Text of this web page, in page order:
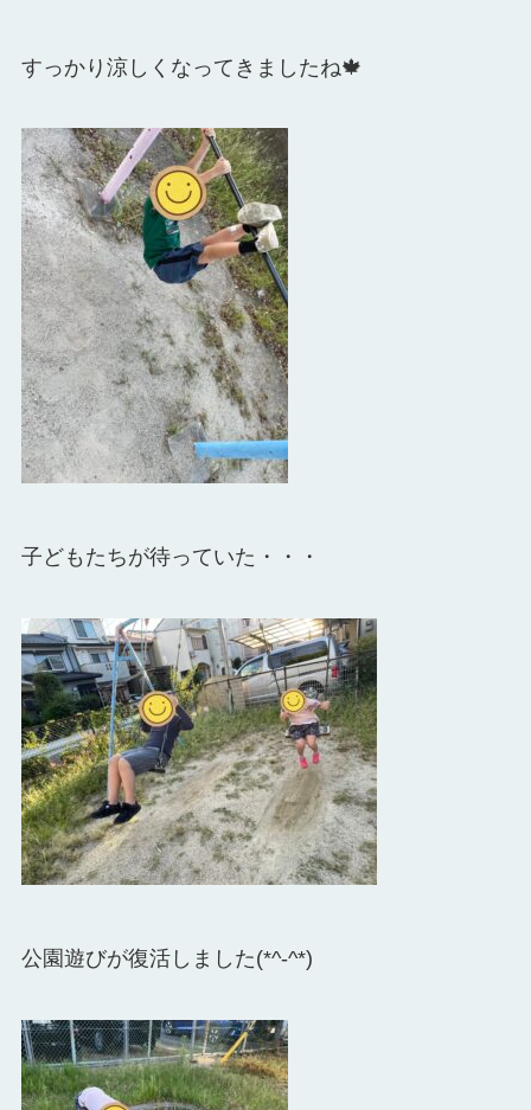
すっかり涼しくなってきましたね🍁
子どもたちが待っていた・・・
公園遊びが復活しました(*^-^*)